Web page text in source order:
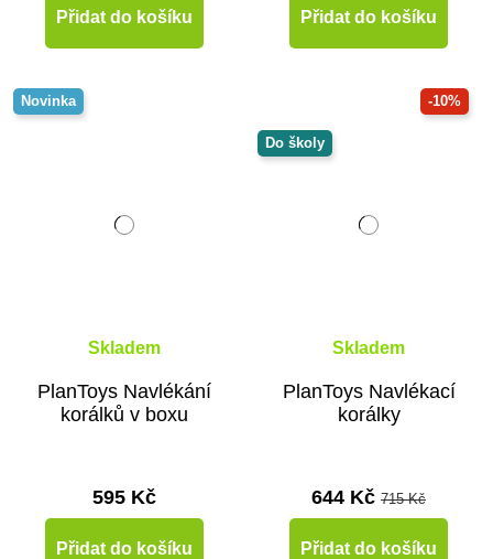
Přidat do košíku Přidat do košíku
Novinka
Skladem
PlanToys Navlékání
korálků v boxu
595 Kč
Přidat do košíku
-10%
Do školy
Skladem
PlanToys Navlékací
korálky
644 Kč 715 Kč
Přidat do košíku